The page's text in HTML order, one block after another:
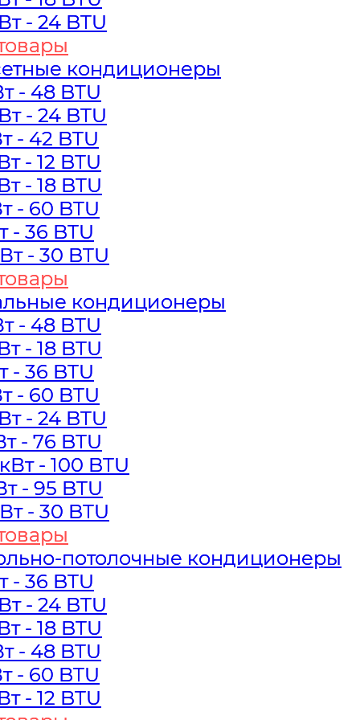
- 24 BTU
кондиционеры
- 48 BTU
- 24 BTU
- 42 BTU
- 12 BTU
- 18 BTU
- 60 BTU
- 36 BTU
- 30 BTU
кондиционеры
- 48 BTU
- 18 BTU
- 36 BTU
- 60 BTU
- 24 BTU
- 76 BTU
- 100 BTU
- 95 BTU
- 30 BTU
потолочные кондиционеры
- 36 BTU
- 24 BTU
- 18 BTU
- 48 BTU
- 60 BTU
- 12 BTU
- 24 BTU
кондиционеры
- 48 BTU
- 24 BTU
- 42 BTU
- 12 BTU
- 18 BTU
- 60 BTU
- 36 BTU
- 30 BTU
кондиционеры
- 48 BTU
- 18 BTU
- 36 BTU
- 60 BTU
- 24 BTU
- 76 BTU
- 100 BTU
- 95 BTU
- 30 BTU
потолочные кондиционеры
- 36 BTU
- 24 BTU
- 18 BTU
- 48 BTU
- 60 BTU
- 12 BTU